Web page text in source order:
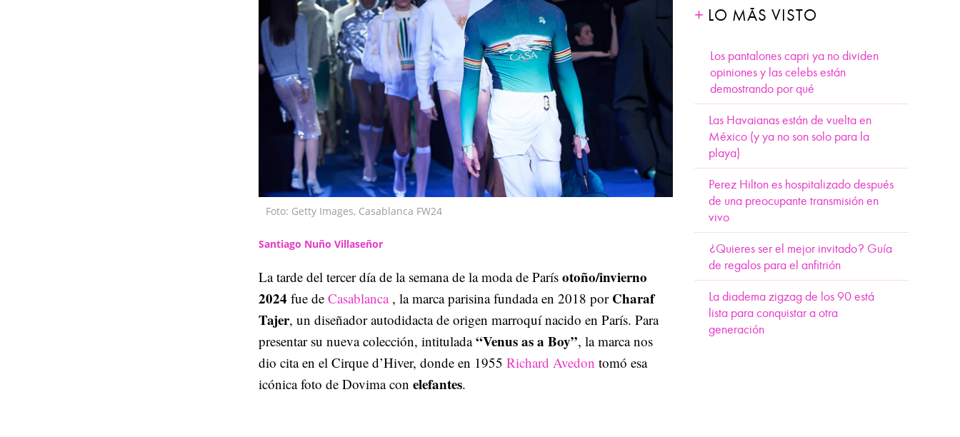
LO MÁS VISTO
Los pantalones capri ya no dividen
opiniones y las celebs están
demostrando por qué
Las Havaianas están de vuelta en
México (y ya no son solo para la
playa)
Perez Hilton es hospitalizado después
de una preocupante transmisión en
vivo
¿Quieres ser el mejor invitado? Guía
de regalos para el anfitrión
La diadema zigzag de los 90 está
lista para conquistar a otra
generación
Foto: Getty Images, Casablanca FW24
Santiago Nuño Villaseñor
La tarde del tercer día de la semana de la moda de París otoño/invierno
2024 fue de Casablanca , la marca parisina fundada en 2018 por Charaf
Tajer, un diseñador autodidacta de origen marroquí nacido en París. Para
presentar su nueva colección, intitulada“Venus as a Boy”, la marca nos
dio cita en el Cirque d’Hiver, donde en 1955 Richard Avedon tomó esa
icónica foto de Dovima con elefantes.